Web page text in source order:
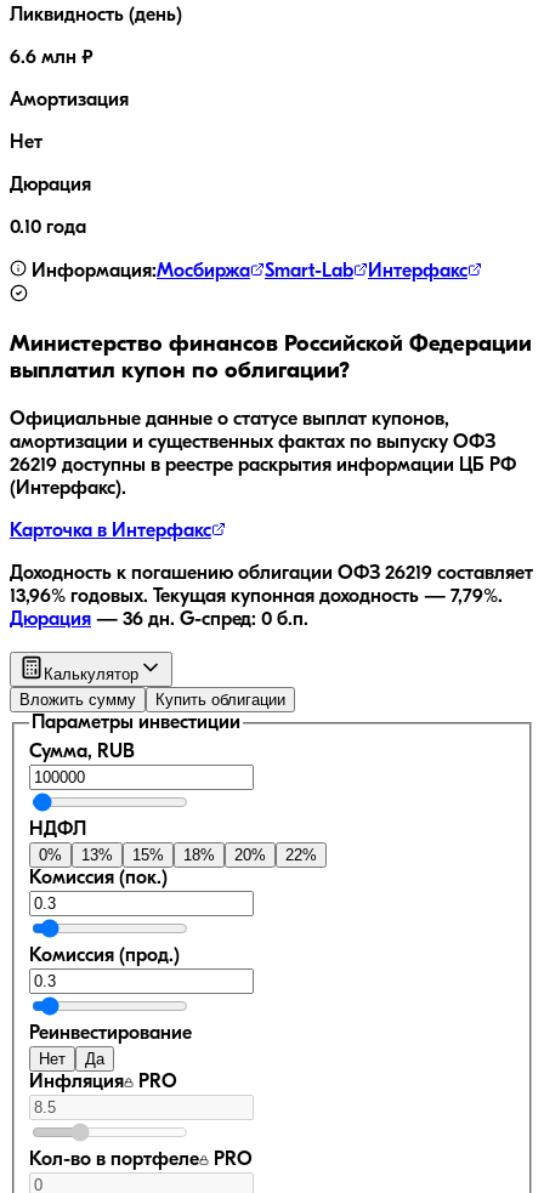
Ликвидность (день)
6.6 млн ₽
Амортизация
Нет
Дюрация
0.10 года
Информация:Мосбиржа Smart-Lab Интерфакс
Министерство финансов Российской Федерации
выплатил купон по облигации?
Официальные данные о статусе выплат купонов,
амортизации и существенных фактах по выпуску ОФЗ
26219 доступны в реестре раскрытия информации ЦБ РФ
(Интерфакс).
Карточка в Интерфакс
Доходность к погашению облигации ОФЗ 26219 составляет
13,96% годовых. Текущая купонная доходность — 7,79%.
Дюрация — 36 дн. G-спред: 0 б.п.
Калькулятор
Вложить сумму
Купить облигации
Параметры инвестиции
Сумма, RUB
НДФЛ
0% 13% 15% 18% 20% 22%
Комиссия (пок.)
Комиссия (прод.)
Реинвестирование
Нет Да
Инфляция PRO
Кол-во в портфеле PRO